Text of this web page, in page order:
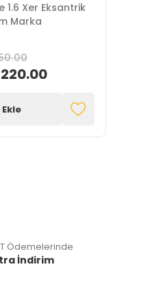
1.6 Xer Eksantrik
Marka
Ödemelerinde
İndirim